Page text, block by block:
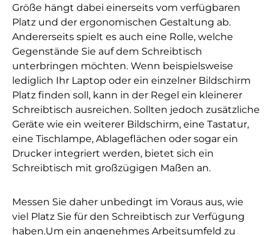
Größe hängt dabei einerseits vom verfügbaren
Platz und der ergonomischen Gestaltung ab.
Andererseits spielt es auch eine Rolle, welche
Gegenstände Sie auf dem Schreibtisch
unterbringen möchten. Wenn beispielsweise
lediglich Ihr Laptop oder ein einzelner Bildschirm
Platz finden soll, kann in der Regel ein kleinerer
Schreibtisch ausreichen. Sollten jedoch zusätzliche
Geräte wie ein weiterer Bildschirm, eine Tastatur,
eine Tischlampe, Ablageflächen oder sogar ein
Drucker integriert werden, bietet sich ein
Schreibtisch mit großzügigen Maßen an.
Messen Sie daher unbedingt im Voraus aus, wie
viel Platz Sie für den Schreibtisch zur Verfügung
haben.Um ein angenehmes Arbeitsumfeld zu